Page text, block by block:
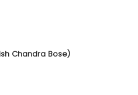
Chandra Bose)